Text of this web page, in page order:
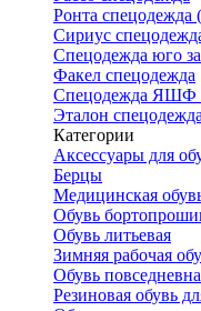
Ронта
Сириус
Спецодежда юго
Факел спецодежда
Спецодежда ЯШФ
Эталон спецодежда
Категории
Аксессуары для
Берцы
Медицинская
Обувь
Обувь литьевая
Зимняя рабочая
Обувь
Резиновая обувь